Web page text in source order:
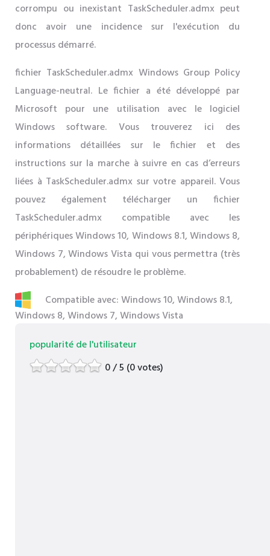
corrompu ou inexistant TaskScheduler.admx peut
donc avoir une incidence sur l'exécution du
processus démarré.
fichier TaskScheduler.admx Windows Group Policy
Language-neutral. Le fichier a été développé par
Microsoft pour une utilisation avec le logiciel
Windows software. Vous trouverez ici des
informations détaillées sur le fichier et des
instructions sur la marche à suivre en cas d’erreurs
liées à TaskScheduler.admx sur votre appareil. Vous
pouvez également télécharger un fichier
TaskScheduler.admx compatible avec les
périphériques Windows 10, Windows 8.1, Windows 8,
Windows 7, Windows Vista qui vous permettra (très
probablement) de résoudre le problème.
Compatible avec: Windows 10, Windows 8.1,
Windows 8, Windows 7, Windows Vista
popularité de l'utilisateur
0 / 5 (0 votes)